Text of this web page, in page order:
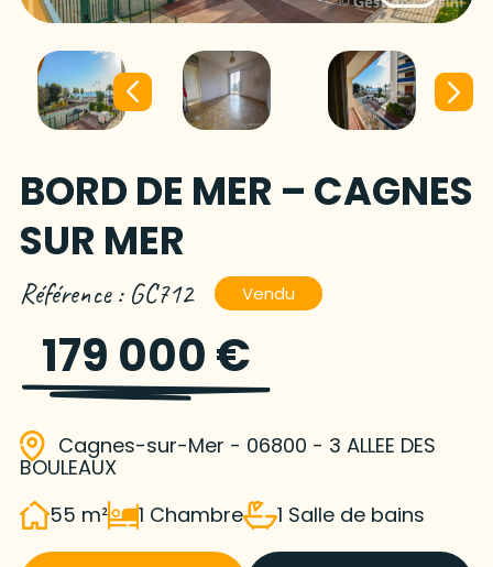
BORD DE MER – CAGNES
SUR MER
Référence : GC712 Vendu
179 000 €
Cagnes-sur-Mer - 06800 - 3 ALLEE DES
BOULEAUX
55 m²
1 Chambre 1 Salle de bains